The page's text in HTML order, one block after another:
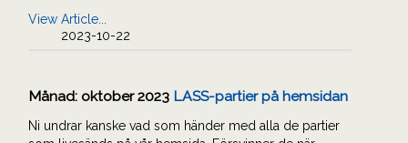
View Article...
2023-10-22
Månad: oktober 2023 LASS-partier på hemsidan
Ni undrar kanske vad som händer med alla de partier